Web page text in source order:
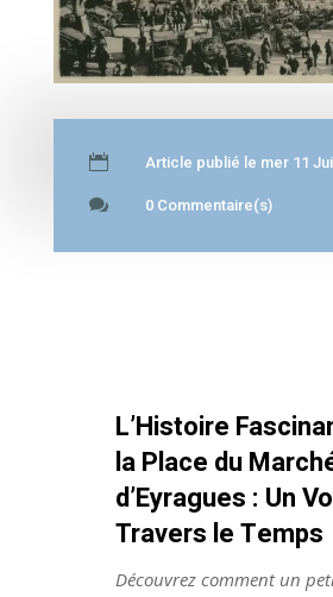
 Article publié le mer 11
 0 Commentaire(s)
L’Histoire
la Place du
d’Eyragues : Un
Travers le Temps
Découvrez comment un